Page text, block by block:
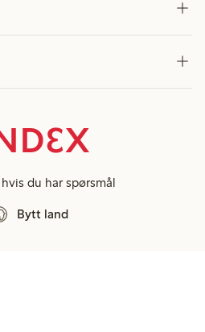
hvis du har spørsmål
Bytt land